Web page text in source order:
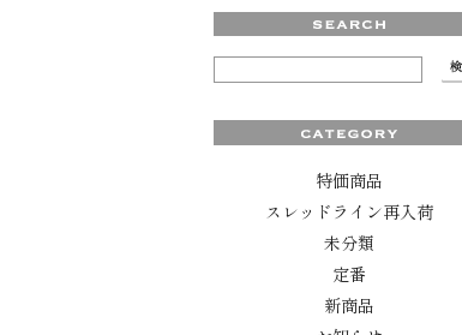
特価商品
スレッドライン再入荷
未分類
定番
新商品